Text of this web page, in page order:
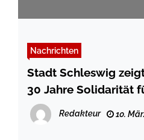
Nachrichten
Stadt Schleswig
30 Jahre Solidarität
Menschenrechte
Redakteur 10.